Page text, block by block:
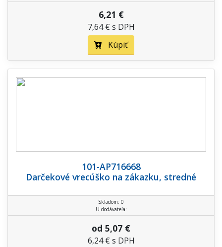
6,21 €
7,64 € s DPH
Kúpiť
101-AP716668
Darčekové vrecúško na zákazku, stredné
Skladom: 0
U dodávateľa:
od 5,07 €
6,24 € s DPH